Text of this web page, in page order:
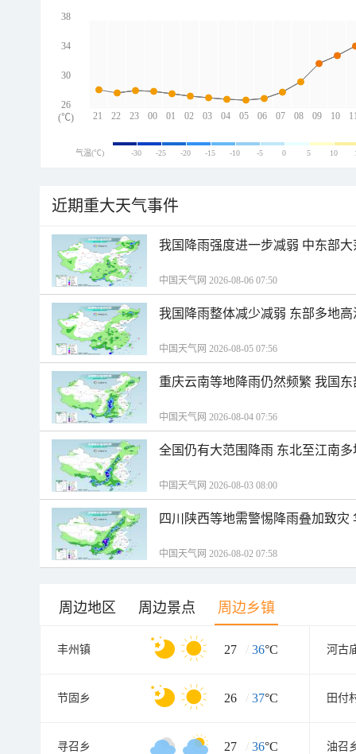
21 22 23 00 01 02 03 04 05 06 07 08 09 10
38
34
30
26
(℃)
气温(℃) -30 -25 -20 -15 -10 -5 0 5 10
近期重大天气事件
我国降雨强度进一步减弱 中东部
中国天气网 2026-08-06 07:50
我国降雨整体减少减弱 东部多地
中国天气网 2026-08-05 07:56
重庆云南等地降雨仍然频繁 我国
中国天气网 2026-08-04 07:56
全国仍有大范围降雨 东北至江南
中国天气网 2026-08-03 08:00
四川陕西等地需警惕降雨叠加致
中国天气网 2026-08-02 07:58
周边地区 周边景点 周边乡镇
丰州镇 27 / 36°C 河古
节固乡 26 / 37°C 田付
寻召乡 27 / 36°C 油召